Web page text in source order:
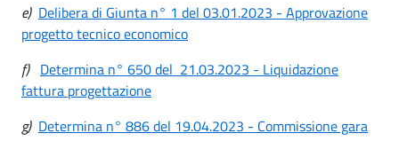
e) Delibera di Giunta n° 1 del 03.01.2023 - Approvazione
progetto tecnico economico
f) Determina n° 650 del 21.03.2023 - Liquidazione
fattura progettazione
g) Determina n° 886 del 19.04.2023 - Commissione gara